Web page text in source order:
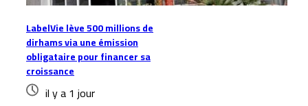
LabelVie lève 500 millions de
dirhams via une émission
obligataire pour financer sa
croissance
il y a 1 jour